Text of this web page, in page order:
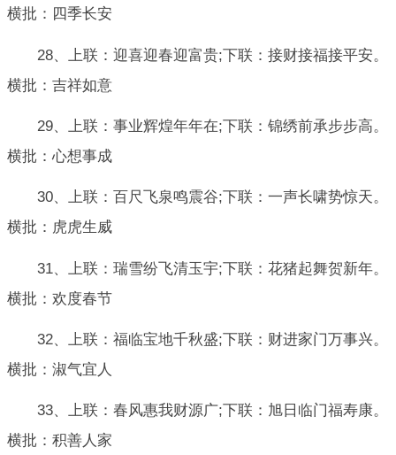
横批：四季长安
28、上联：迎喜迎春迎富贵;下联：接财接福接平安。
横批：吉祥如意
29、上联：事业辉煌年年在;下联：锦绣前承步步高。
横批：心想事成
30、上联：百尺飞泉鸣震谷;下联：一声长啸势惊天。
横批：虎虎生威
31、上联：瑞雪纷飞清玉宇;下联：花猪起舞贺新年。
横批：欢度春节
32、上联：福临宝地千秋盛;下联：财进家门万事兴。
横批：淑气宜人
33、上联：春风惠我财源广;下联：旭日临门福寿康。
横批：积善人家